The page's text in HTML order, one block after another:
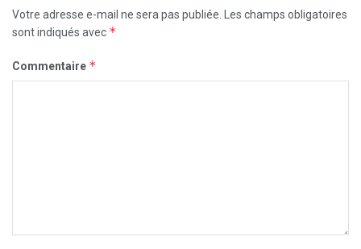
Votre adresse e-mail ne sera pas publiée. Les champs obligatoires
sont indiqués avec *
Commentaire *